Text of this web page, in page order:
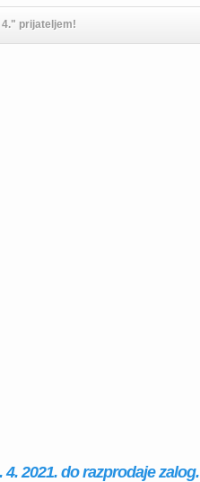
prijateljem!
2021. do razprodaje zalog.